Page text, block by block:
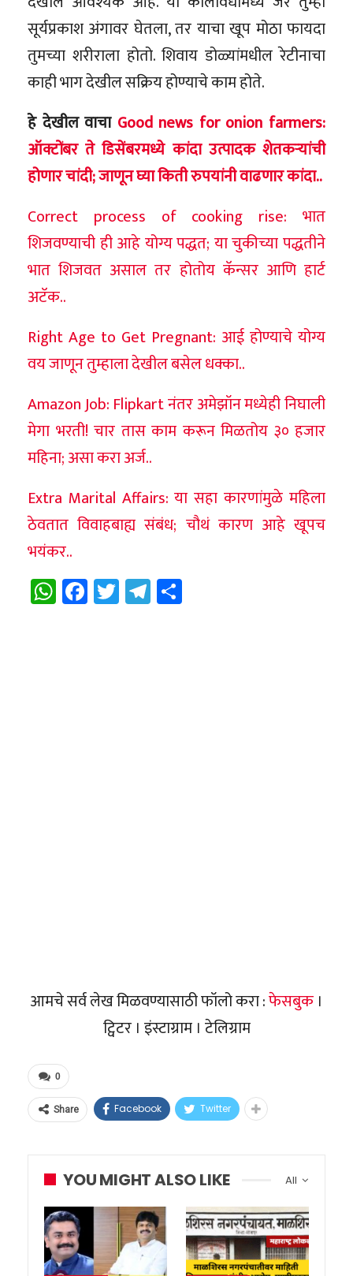
सूर्यप्रकाश अंगावर घेतला, तर याचा खूप मोठा फायदा
तुमच्या शरीराला होतो. शिवाय डोळ्यांमधील रेटीनाचा
काही भाग देखील सक्रिय होण्याचे काम होते.
हे देखील वाचा Good news for onion farmers:
ऑक्टोंबर ते डिसेंबरमध्ये कांदा उत्पादक शेतकऱ्यांची
होणार चांदी; जाणून घ्या किती रुपयांनी वाढणार कांदा..
Correct process of cooking rise: भात
शिजवण्याची ही आहे योग्य पद्धत; या चुकीच्या पद्धतीने
भात शिजवत असाल तर होतोय कॅन्सर आणि हार्ट
अटॅक..
Right Age to Get Pregnant: आई होण्याचे योग्य
वय जाणून तुम्हाला देखील बसेल धक्का..
Amazon Job: Flipkart नंतर अमेझॉन मध्येही निघाली
मेगा भरती! चार तास काम करून मिळतोय ३० हजार
महिना; असा करा अर्ज..
Extra Marital Affairs: या सहा कारणांमुळे महिला
ठेवतात विवाहबाह्य संबंध; चौथं कारण आहे खूपच
भयंकर..
WhatsApp
Facebook
TwitterTelegram
आमचे सर्व लेख मिळवण्यासाठी फॉलो करा :फेसबुक ।
ट्विटर । इंस्टाग्राम । टेलिग्राम
0
Share Facebook Twitter
All
YOU MIGHT ALSO LIKE